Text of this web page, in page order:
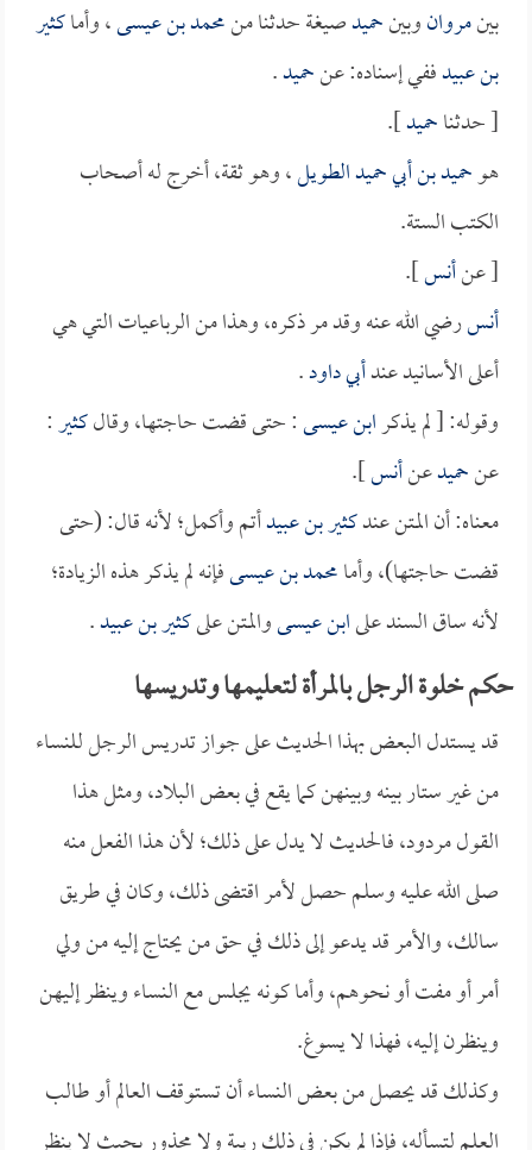
بينمروانوبينحميدصيغة حدثنا منمحمد بن عيسى، وأماكثير
بن عبيدففي إسناده: عنحميد.
[ حدثناحميد].
هوحميد بن أبي حميد الطويل، وهو ثقة، أخرج له أصحاب
الكتب الستة.
[ عنأنس].
أنسرضي الله عنه وقد مر ذكره، وهذا من الرباعيات التي هي
أعلى الأسانيد عندأبي داود.
وقوله: [ لم يذكرابن عيسى: حتى قضت حاجتها، وقالكثير:
عنحميدعنأنس].
معناه: أن المتن عندكثير بن عبيدأتم وأكمل؛ لأنه قال: (حتى
قضت حاجتها)، وأمامحمد بن عيسىفإنه لم يذكر هذه الزيادة؛
لأنه ساق السند علىابن عيسىوالمتن علىكثير بن عبيد.
حكم خلوة الرجل بالمرأة لتعليمها وتدريسها
قد يستدل البعض بهذا الحديث على جواز تدريس الرجل للنساء
من غير ستار بينه وبينهن كما يقع في بعض البلاد، ومثل هذا
القول مردود، فالحديث لا يدل على ذلك؛ لأن هذا الفعل منه
صلى الله عليه وسلم حصل لأمر اقتضى ذلك، وكان في طريق
سالك، والأمر قد يدعو إلى ذلك في حق من يحتاج إليه من ولي
أمر أو مفت أو نحوهم، وأما كونه يجلس مع النساء وينظر إليهن
وينظرن إليه، فهذا لا يسوغ.
وكذلك قد يحصل من بعض النساء أن تستوقف العالم أو طالب